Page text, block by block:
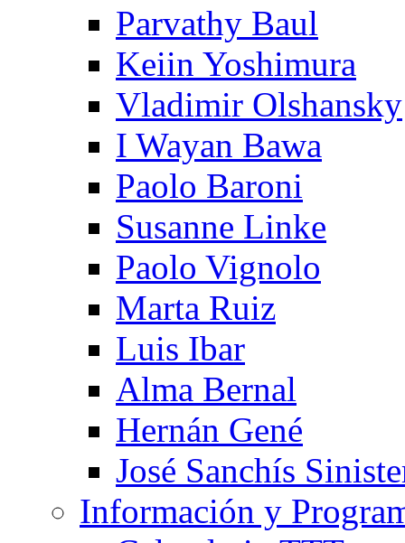
Parvathy Baul
Keiin Yoshimura
Vladimir Olshansky
I Wayan Bawa
Paolo Baroni
Susanne Linke
Paolo Vignolo
Marta Ruiz
Luis Ibar
Alma Bernal
Hernán Gené
José Sanchís
Información y